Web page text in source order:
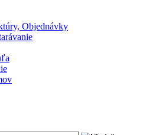
Objednávky